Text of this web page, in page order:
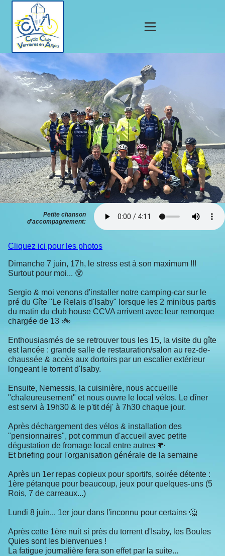
Petite chanson
d'accompagnement:
Cliquez ici pour les photos
Dimanche 7 juin, 17h, le stress est à son maximum !!!
Surtout pour moi... 😵
Sergio & moi venons d'installer notre camping-car sur le
pré du Gîte "Le Relais d'Isaby" lorsque les 2 minibus partis
du matin du club house CCVA arrivent avec leur remorque
chargée de 13 🚲
Enthousiasmés de se retrouver tous les 15, la visite du gîte
est lancée : grande salle de restauration/salon au rez-de-
chaussée & accès aux dortoirs par un escalier extérieur
longeant le torrent d'Isaby.
Ensuite, Nemessis, la cuisinière, nous accueille
"chaleureusement" et nous ouvre le local vélos. Le dîner
est servi à 19h30 & le p'tit déj' à 7h30 chaque jour.
Après déchargement des vélos & installation des
"pensionnaires", pot commun d'accueil avec petite
dégustation de fromage local entre autres 🍻
Et briefing pour l'organisation générale de la semaine
Après un 1er repas copieux pour sportifs, soirée détente :
1ère pétanque pour beaucoup, jeux pour quelques-uns (5
Rois, 7 de carreaux...)
Lundi 8 juin... 1er jour dans l'inconnu pour certains 🤔
Après cette 1ère nuit si près du torrent d'Isaby, les Boules
Quies sont les bienvenues !
La fatigue journalière fera son effet par la suite...